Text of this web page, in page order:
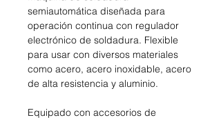
semiautomática diseñada para
operación continua con regulador
electrónico de soldadura. Flexible
para usar con diversos materiales
como acero, acero inoxidable, acero
de alta resistencia y aluminio.
Equipado con accesorios de